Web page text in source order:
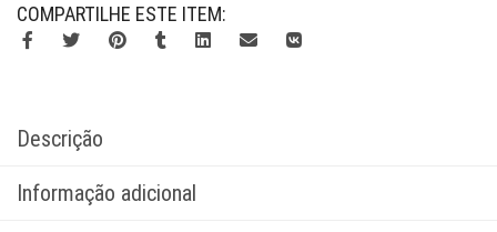
COMPARTILHE ESTE ITEM:
Descrição
Informação adicional